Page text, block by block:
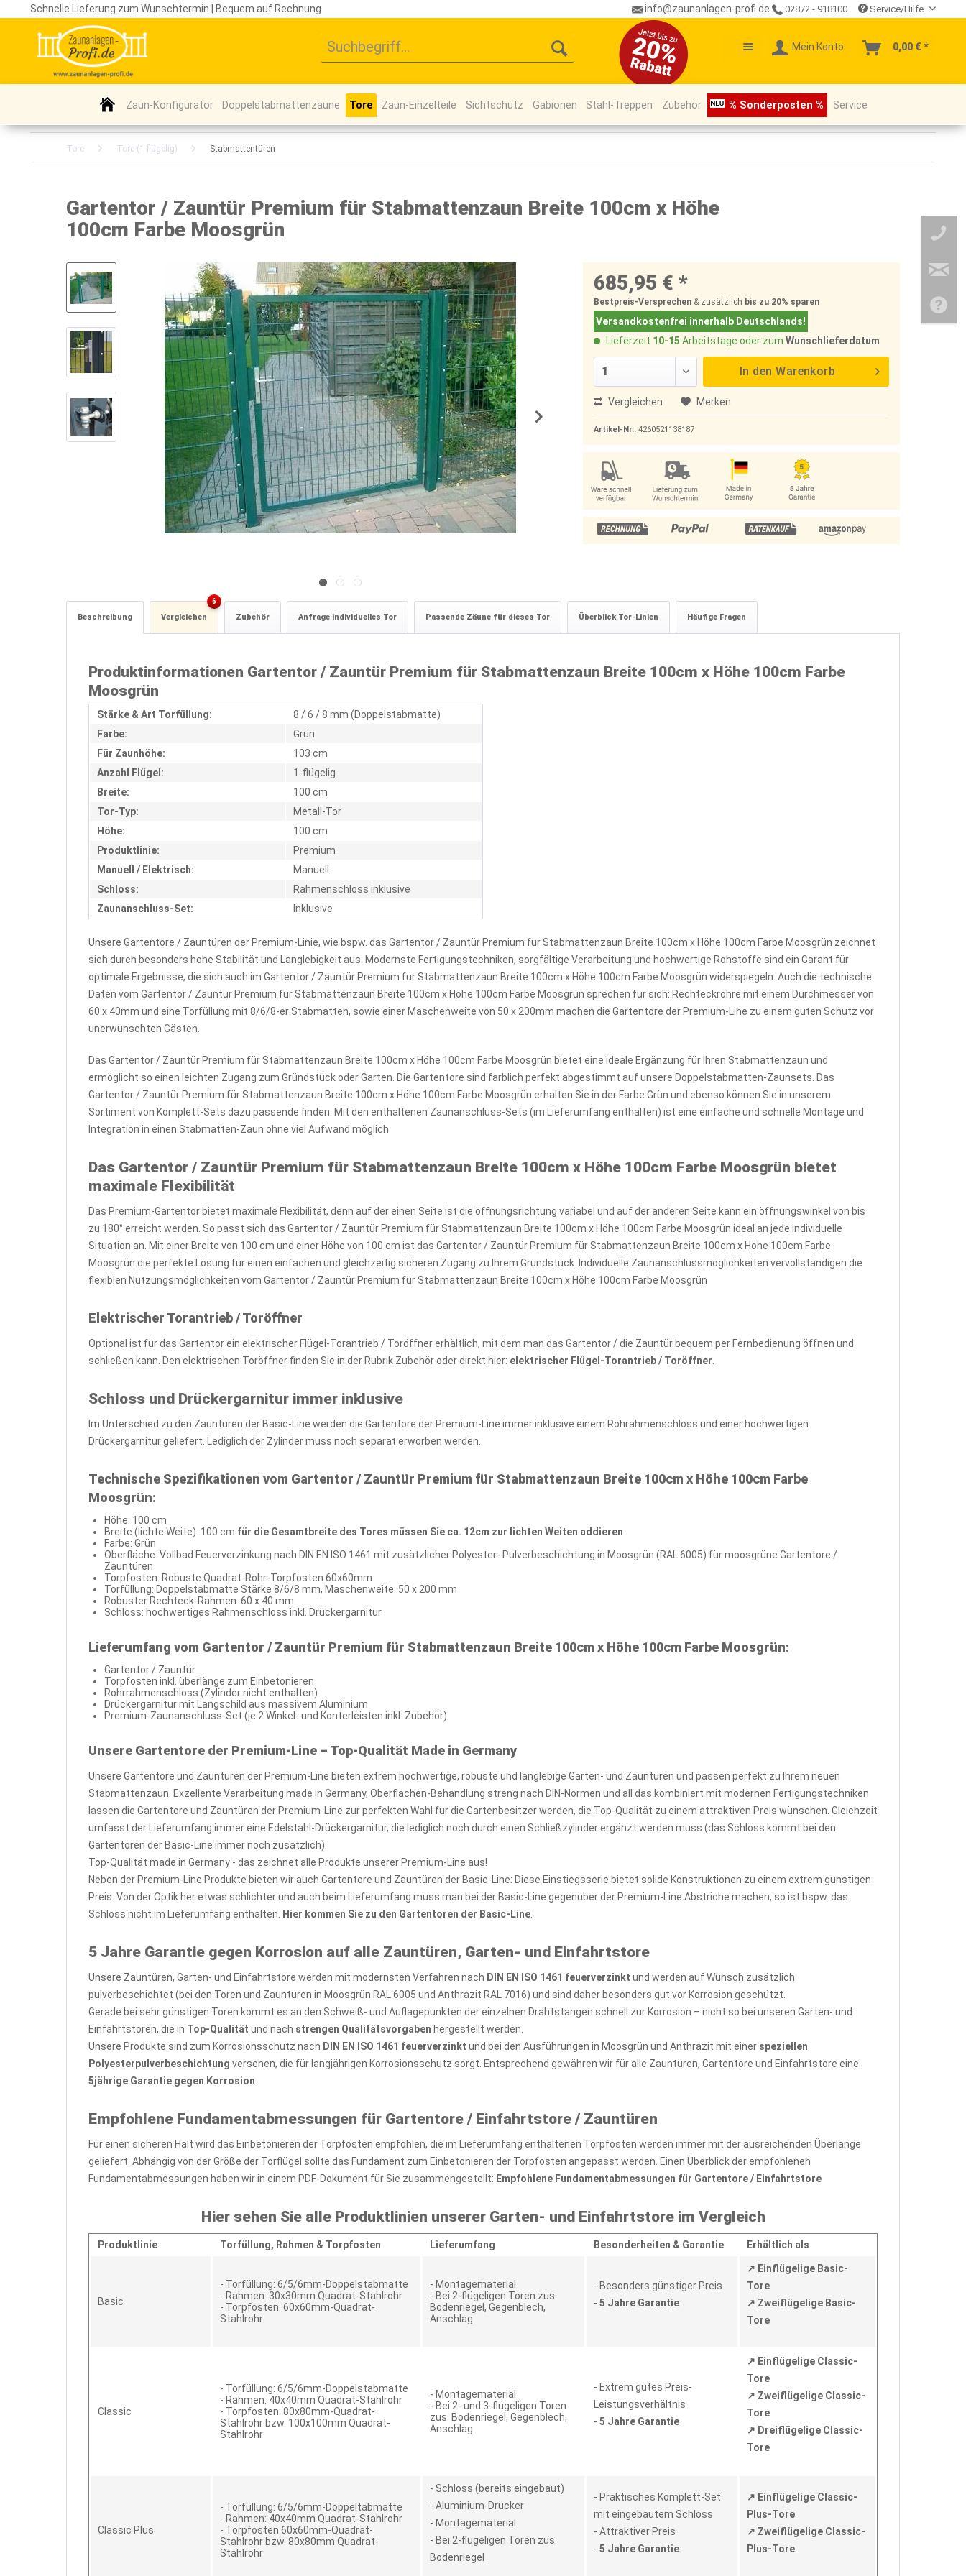
Schnelle Lieferung zum Wunschtermin | Bequem auf Rechnung info@zaunanlagen-profi.de 02872 - 918100 Service/Hilfe
Mein Konto 0,00 € *
Zaun-Konfigurator Doppelstabmattenzäune Tore Zaun-Einzelteile Sichtschutz Gabionen Stahl-Treppen Zubehör % Sonderposten % Service
Tore Tore (1-flügelig) Stabmattentüren
Gartentor / Zauntür Premium für Stabmattenzaun Breite 100cm x Höhe
100cm Farbe Moosgrün
685,95 € *
Bestpreis-Versprechen & zusätzlich bis zu 20% sparen
Versandkostenfrei innerhalb Deutschlands!
Lieferzeit 10-15 Arbeitstage oder zumWunschlieferdatum
In den Warenkorb
Vergleichen Merken
Artikel-Nr.:4260521138187
Beschreibung Vergleichen
6
Zubehör Anfrage individuelles Tor Passende Zäune für dieses Tor Überblick Tor-Linien Häufige Fragen
Produktinformationen Gartentor / Zauntür Premium für Stabmattenzaun Breite 100cm x Höhe 100cm Farbe
Moosgrün
Stärke & Art Torfüllung:
8 / 6 / 8 mm (Doppelstabmatte)
Farbe:
Grün
Für Zaunhöhe:
103 cm
Anzahl Flügel:
1-flügelig
Breite:
100 cm
Tor-Typ:
Metall-Tor
Höhe:
100 cm
Produktlinie:
Premium
Manuell / Elektrisch:
Manuell
Schloss:
Rahmenschloss inklusive
Zaunanschluss-Set:
Inklusive
Unsere Gartentore / Zauntüren der Premium-Linie, wie bspw. das Gartentor / Zauntür Premium für Stabmattenzaun Breite 100cm x Höhe 100cm Farbe Moosgrün zeichnet
sich durch besonders hohe Stabilität und Langlebigkeit aus. Modernste Fertigungstechniken, sorgfältige Verarbeitung und hochwertige Rohstoffe sind ein Garant für
optimale Ergebnisse, die sich auch im Gartentor / Zauntür Premium für Stabmattenzaun Breite 100cm x Höhe 100cm Farbe Moosgrün widerspiegeln. Auch die technische
Daten vom Gartentor / Zauntür Premium für Stabmattenzaun Breite 100cm x Höhe 100cm Farbe Moosgrün sprechen für sich: Rechteckrohre mit einem Durchmesser von
60 x 40mm und eine Torfüllung mit 8/6/8-er Stabmatten, sowie einer Maschenweite von 50 x 200mm machen die Gartentore der Premium-Line zu einem guten Schutz vor
unerwünschten Gästen.
Das Gartentor / Zauntür Premium für Stabmattenzaun Breite 100cm x Höhe 100cm Farbe Moosgrün bietet eine ideale Ergänzung für Ihren Stabmattenzaun und
ermöglicht so einen leichten Zugang zum Gründstück oder Garten. Die Gartentore sind farblich perfekt abgestimmt auf unsere Doppelstabmatten-Zaunsets. Das
Gartentor / Zauntür Premium für Stabmattenzaun Breite 100cm x Höhe 100cm Farbe Moosgrün erhalten Sie in der Farbe Grün und ebenso können Sie in unserem
Sortiment von Komplett-Sets dazu passende finden. Mit den enthaltenen Zaunanschluss-Sets (im Lieferumfang enthalten) ist eine einfache und schnelle Montage und
Integration in einen Stabmatten-Zaun ohne viel Aufwand möglich.
Das Gartentor / Zauntür Premium für Stabmattenzaun Breite 100cm x Höhe 100cm Farbe Moosgrün bietet
maximale Flexibilität
Das Premium-Gartentor bietet maximale Flexibilität, denn auf der einen Seite ist die öffnungsrichtung variabel und auf der anderen Seite kann ein öffnungswinkel von bis
zu 180° erreicht werden. So passt sich das Gartentor / Zauntür Premium für Stabmattenzaun Breite 100cm x Höhe 100cm Farbe Moosgrün ideal an jede individuelle
Situation an. Mit einer Breite von 100 cm und einer Höhe von 100 cm ist das Gartentor / Zauntür Premium für Stabmattenzaun Breite 100cm x Höhe 100cm Farbe
Moosgrün die perfekte Lösung für einen einfachen und gleichzeitig sicheren Zugang zu Ihrem Grundstück. Individuelle Zaunanschlussmöglichkeiten vervollständigen die
flexiblen Nutzungsmöglichkeiten vom Gartentor / Zauntür Premium für Stabmattenzaun Breite 100cm x Höhe 100cm Farbe Moosgrün
Elektrischer Torantrieb / Toröffner
Optional ist für das Gartentor ein elektrischer Flügel-Torantrieb / Toröffner erhältlich, mit dem man das Gartentor / die Zauntür bequem per Fernbedienung öffnen und
schließen kann. Den elektrischen Toröffner finden Sie in der Rubrik Zubehör oder direkt hier: elektrischer Flügel-Torantrieb / Toröffner
Schloss und Drückergarnitur immer inklusive
Im Unterschied zu den Zauntüren der Basic-Line werden die Gartentore der Premium-Line immer inklusive einem Rohrahmenschloss und einer hochwertigen
Drückergarnitur geliefert. Lediglich der Zylinder muss noch separat erworben werden.
Technische Spezifikationen vom Gartentor / Zauntür Premium für Stabmattenzaun Breite 100cm x Höhe 100cm Farbe
Moosgrün:
Höhe: 100 cm
Breite (lichte Weite): 100 cm für die Gesamtbreite des Tores müssen Sie ca. 12cm zur lichten Weiten addieren
Farbe: Grün
Oberfläche: Vollbad Feuerverzinkung nach DIN EN ISO 1461 mit zusätzlicher Polyester- Pulverbeschichtung in Moosgrün (RAL 6005) für moosgrüne Gartentore /
Zauntüren
Torpfosten: Robuste Quadrat-Rohr-Torpfosten 60x60mm
Torfüllung: Doppelstabmatte Stärke 8/6/8 mm, Maschenweite: 50 x 200 mm
Robuster Rechteck-Rahmen: 60 x 40 mm
Schloss: hochwertiges Rahmenschloss inkl. Drückergarnitur
Lieferumfang vom Gartentor / Zauntür Premium für Stabmattenzaun Breite 100cm x Höhe 100cm Farbe Moosgrün:
Gartentor / Zauntür
Torpfosten inkl. überlänge zum Einbetonieren
Rohrrahmenschloss (Zylinder nicht enthalten)
Drückergarnitur mit Langschild aus massivem Aluminium
Premium-Zaunanschluss-Set (je 2 Winkel- und Konterleisten inkl. Zubehör)
Unsere Gartentore der Premium-Line – Top-Qualität Made in Germany
Unsere Gartentore und Zauntüren der Premium-Line bieten extrem hochwertige, robuste und langlebige Garten- und Zauntüren und passen perfekt zu Ihrem neuen
Stabmattenzaun. Exzellente Verarbeitung made in Germany, Oberflächen-Behandlung streng nach DIN-Normen und all das kombiniert mit modernen Fertigungstechniken
lassen die Gartentore und Zauntüren der Premium-Line zur perfekten Wahl für die Gartenbesitzer werden, die Top-Qualität zu einem attraktiven Preis wünschen. Gleichzeit
umfasst der Lieferumfang immer eine Edelstahl-Drückergarnitur, die lediglich noch durch einen Schließzylinder ergänzt werden muss (das Schloss kommt bei den
Gartentoren der Basic-Line immer noch zusätzlich).
Top-Qualität made in Germany - das zeichnet alle Produkte unserer Premium-Line aus!
Neben der Premium-Line Produkte bieten wir auch Gartentore und Zauntüren der Basic-Line: Diese Einstiegsserie bietet solide Konstruktionen zu einem extrem günstigen
Preis. Von der Optik her etwas schlichter und auch beim Lieferumfang muss man bei der Basic-Line gegenüber der Premium-Line Abstriche machen, so ist bspw. das
Schloss nicht im Lieferumfang enthalten.
Hier kommen Sie zu den Gartentoren der Basic-Line
5 Jahre Garantie gegen Korrosion auf alle Zauntüren, Garten- und Einfahrtstore
Unsere Zauntüren, Garten- und Einfahrtstore werden mit modernsten Verfahren nach DIN EN ISO 1461 feuerverzinkt und werden auf Wunsch zusätzlich
pulverbeschichtet (bei den Toren und Zauntüren in Moosgrün RAL 6005 und Anthrazit RAL 7016) und sind daher besonders gut vor Korrosion geschützt.
Gerade bei sehr günstigen Toren kommt es an den Schweiß- und Auflagepunkten der einzelnen Drahtstangen schnell zur Korrosion – nicht so bei unseren Garten- und
Einfahrtstoren, die in Top-Qualität und nach strengen Qualitätsvorgaben hergestellt werden.
Unsere Produkte sind zum Korrosionsschutz nach DIN EN ISO 1461 feuerverzinkt und bei den Ausführungen in Moosgrün und Anthrazit mit einer speziellen
Polyesterpulverbeschichtung versehen, die für langjährigen Korrosionsschutz sorgt. Entsprechend gewähren wir für alle Zauntüren, Gartentore und Einfahrtstore eine
5jährige Garantie gegen Korrosion
Empfohlene Fundamentabmessungen für Gartentore / Einfahrtstore / Zauntüren
Für einen sicheren Halt wird das Einbetonieren der Torpfosten empfohlen, die im Lieferumfang enthaltenen Torpfosten werden immer mit der ausreichenden Überlänge
geliefert. Abhängig von der Größe der Torflügel sollte das Fundament zum Einbetonieren der Torpfosten angepasst werden. Einen Überblick der empfohlenen
Fundamentabmessungen haben wir in einem PDF-Dokument für Sie zusammengestellt: Empfohlene Fundamentabmessungen für Gartentore / Einfahrtstore
Hier sehen Sie alle Produktlinien unserer Garten- und Einfahrtstore im Vergleich
Produktlinie Torfüllung, Rahmen & Torpfosten Lieferumfang Besonderheiten & Garantie Erhältlich als
Basic
- Torfüllung: 6/5/6mm-Doppelstabmatte
- Rahmen: 30x30mm Quadrat-Stahlrohr
- Torpfosten: 60x60mm-Quadrat-
Stahlrohr
- Montagematerial
- Bei 2-flügeligen Toren zus.
Bodenriegel, Gegenblech,
Anschlag
- Besonders günstiger Preis
- 5 Jahre Garantie
↗ Einflügelige Basic-
Tore
↗ Zweiflügelige Basic-
Tore
Classic
- Torfüllung: 6/5/6mm-Doppelstabmatte
- Rahmen: 40x40mm Quadrat-Stahlrohr
- Torpfosten: 80x80mm-Quadrat-
Stahlrohr bzw. 100x100mm Quadrat-
Stahlrohr
- Montagematerial
- Bei 2- und 3-flügeligen Toren
zus. Bodenriegel, Gegenblech,
Anschlag
- Extrem gutes Preis-
Leistungsverhältnis
- 5 Jahre Garantie
↗ Einflügelige Classic-
Tore
↗ Zweiflügelige Classic-
Tore
↗ Dreiflügelige Classic-
Tore
Classic Plus
- Torfüllung: 6/5/6mm-Doppeltabmatte
- Rahmen: 40x40mm Quadrat-Stahlrohr
- Torpfosten 60x60mm-Quadrat-
Stahlrohr bzw. 80x80mm Quadrat-
Stahlrohr
- Schloss (bereits eingebaut)
- Aluminium-Drücker
- Montagematerial
- Bei 2-flügeligen Toren zus.
Bodenriegel
- Praktisches Komplett-Set
mit eingebautem Schloss
- Attraktiver Preis
- 5 Jahre Garantie
↗ Einflügelige Classic-
Plus-Tore
↗ Zweiflügelige Classic-
Plus-Tore